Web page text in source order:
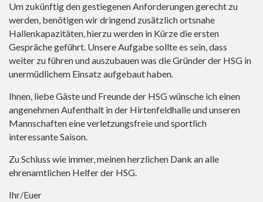
Um zukünftig den gestiegenen Anforderungen gerecht zu
werden, benötigen wir dringend zusätzlich ortsnahe
Hallenkapazitäten, hierzu werden in Kürze die ersten
Gespräche geführt. Unsere Aufgabe sollte es sein, dass
weiter zu führen und auszubauen was die Gründer der HSG in
unermüdlichem Einsatz aufgebaut haben.
Ihnen, liebe Gäste und Freunde der HSG wünsche ich einen
angenehmen Aufenthalt in der Hirtenfeldhalle und unseren
Mannschaften eine verletzungsfreie und sportlich
interessante Saison.
Zu Schluss wie immer, meinen herzlichen Dank an alle
ehrenamtlichen Helfer der HSG.
Ihr/Euer